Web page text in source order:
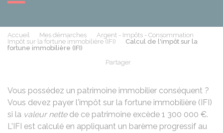
Accueil Mes démarches
Argent - Impôts - Consommation
Impôt sur la fortune immobilière (IFI)
Calcul de l'impôt sur la
fortune immobilière (IFI)
Partager
Vous possédez un patrimoine immobilier conséquent ?
Vous devez payer l'impôt sur la fortune immobilière (IFI)
si la valeur nettede ce patrimoine excède 1 300 000 €.
L'IFI est calculé en appliquant un barème progressif au